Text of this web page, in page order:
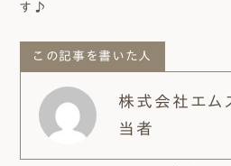
す♪
この記事を書いた人
株式会社エム
当者